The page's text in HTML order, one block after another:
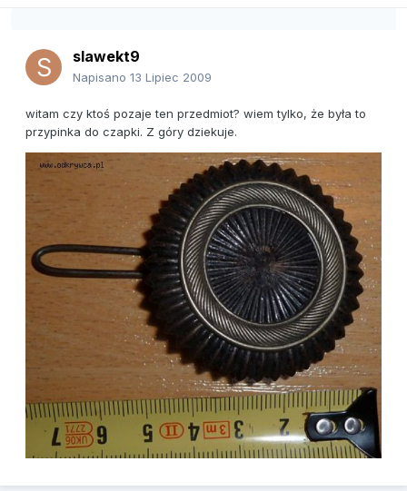
slawekt9
Napisano 13 Lipiec 2009
witam czy ktoś pozaje ten przedmiot? wiem tylko, że była to
przypinka do czapki. Z góry dziekuje.